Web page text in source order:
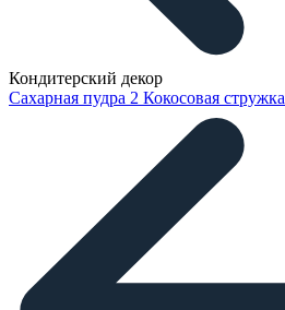
Кондитерский декор
Сахарная пудра 2 Кокосовая стружка